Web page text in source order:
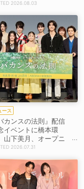
先行配信スタート
2026.08.03
ース
カンスの法則』配信
イベントに橋本環
山下美月、オープニ
曲を務めるILLITも登
2026.07.31